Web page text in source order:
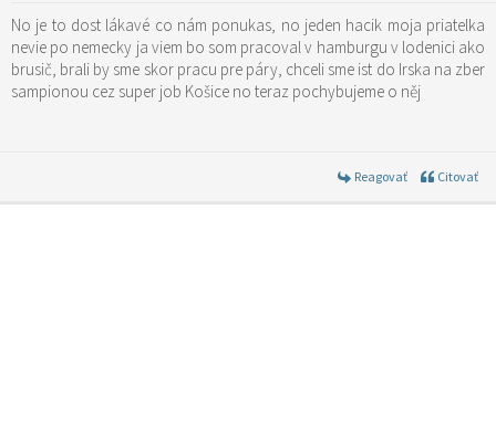
No je to dost lákavé co nám ponukas, no jeden hacik moja priatelka
nevie po nemecky ja viem bo som pracoval v hamburgu v lodenici ako
brusič, brali by sme skor pracu pre páry, chceli sme ist do Irska na zber
sampionou cez super job Košice no teraz pochybujeme o něj
Reagovať Citovať